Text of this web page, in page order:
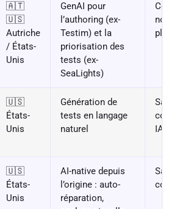
🇦🇹
🇺🇸
Autriche
/ États-
Unis
GenAI pour
l’authoring (ex-
Testim) et la
priorisation des
tests (ex-
SeaLights)
no-
🇺🇸
États-
Unis
Génération de
tests en langage
naturel
code
IA
🇺🇸
États-
Unis
AI-native depuis
l’origine : auto-
réparation,
code